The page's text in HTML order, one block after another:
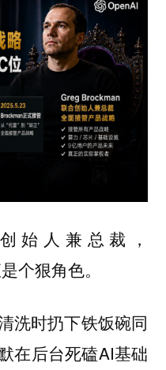
始人兼总裁，
个狠角色。
洗时扔下铁饭碗同
在后台死磕AI基础